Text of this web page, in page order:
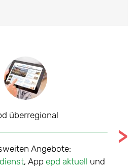
überregional
Angebote:
, App epd aktuell und